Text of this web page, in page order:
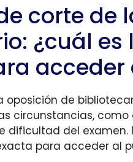
corte de
¿cuál
acceder
oposición de
circunstancias, como
dificultad del examen.
para acceder al